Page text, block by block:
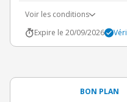
Voir les conditions
Expire le 20/09/2026
BON PLAN